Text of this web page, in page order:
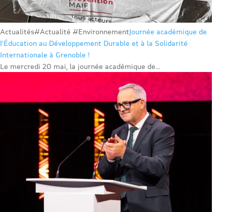
Actualités#Actualité #EnvironnementJournée académique de
l’Éducation au Développement Durable et à la Solidarité
Internationale à Grenoble !
Le mercredi 20 mai, la journée académique de...